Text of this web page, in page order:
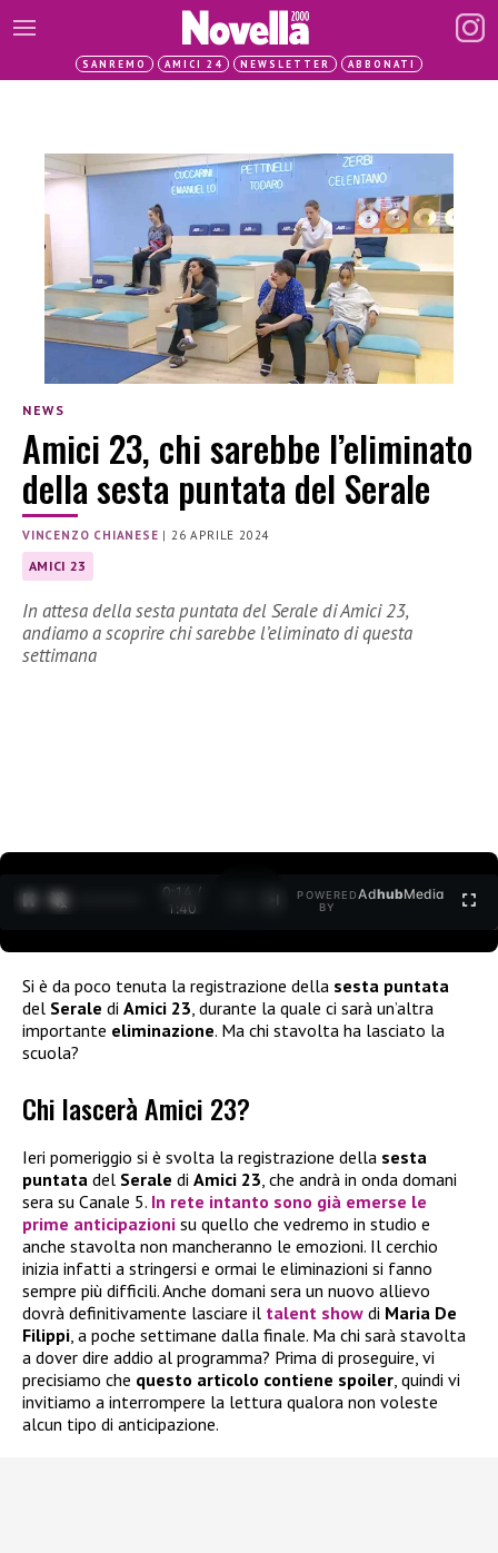
SANREMO AMICI 24 NEWSLETTER ABBONATI
NEWS
Amici 23, chi sarebbe l’eliminato
della sesta puntata del Serale
VINCENZO CHIANESE |26 APRILE 2024
AMICI 23
In attesa della sesta puntata del Serale di Amici 23,
andiamo a scoprire chi sarebbe l’eliminato di questa
settimana
0:15 /
1:40
POWERED
BY
AdhubMedia
Si è da poco tenuta la registrazione della sesta puntata
del Serale di Amici 23 , durante la quale ci sarà un’altra
importante eliminazione. Ma chi stavolta ha lasciato la
scuola?
Chi lascerà Amici 23?
Ieri pomeriggio si è svolta la registrazione della sesta
puntata del Serale di Amici 23, che andrà in onda domani
sera su Canale 5. In rete intanto sono già emerse le
prime anticipazioni su quello che vedremo in studio e
anche stavolta non mancheranno le emozioni. Il cerchio
inizia infatti a stringersi e ormai le eliminazioni si fanno
sempre più difficili. Anche domani sera un nuovo allievo
dovrà definitivamente lasciare il talent show di Maria De
Filippi, a poche settimane dalla finale. Ma chi sarà stavolta
a dover dire addio al programma? Prima di proseguire, vi
precisiamo che questo articolo contiene spoiler, quindi vi
invitiamo a interrompere la lettura qualora non voleste
alcun tipo di anticipazione.